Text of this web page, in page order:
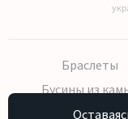
Браслеты
Бусины из
Кольца, серьги